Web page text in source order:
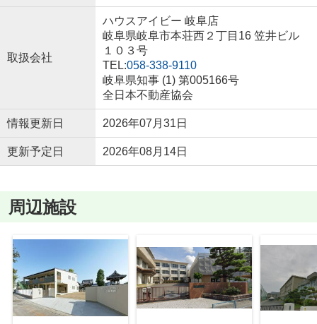
取扱会社
ハウスアイビー 岐阜店
岐阜県岐阜市本荘西２丁目16 笠井ビル
１０３号
TEL:058-338-9110
岐阜県知事 (1) 第005166号
全日本不動産協会
情報更新日 2026年07月31日
更新予定日 2026年08月14日
周辺施設